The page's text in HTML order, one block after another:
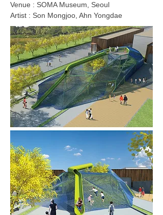
Venue : SOMA Museum, Seoul
Artist : Son Mongjoo, Ahn Yongdae